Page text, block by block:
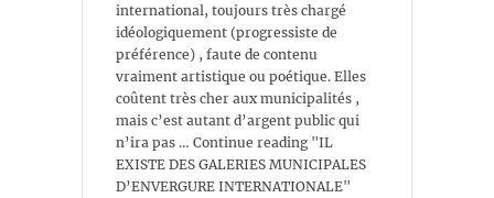
international, toujours très chargé
idéologiquement (progressiste de
préférence) , faute de contenu
vraiment artistique ou poétique. Elles
coûtent très cher aux municipalités ,
mais c’est autant d’argent public qui
n’ira pas … Continue reading "IL
EXISTE DES GALERIES MUNICIPALES
D’ENVERGURE INTERNATIONALE"